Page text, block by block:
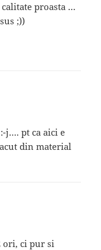
proasta …
;))
j…. pt ca aici e
din material
ori, ci pur si